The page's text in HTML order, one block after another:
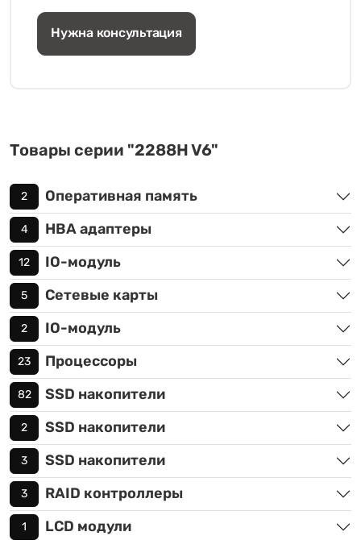
Нужна консультация
Товары серии "2288H V6"
2 Оперативная память
4 HBA адаптеры
12 IO-модуль
5 Сетевые карты
2 IO-модуль
23 Процессоры
82 SSD накопители
2 SSD накопители
3 SSD накопители
3 RAID контроллеры
1 LCD модули